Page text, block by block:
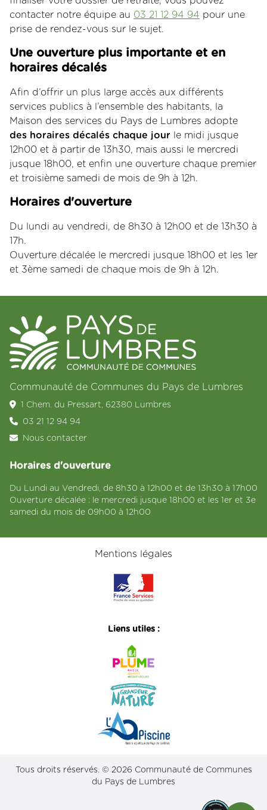
contacter notre équipe au 03 21 12 94 94 pour une
prise de rendez-vous sur le sujet.
Une ouverture plus importante et en
horaires décalés
Afin d’offrir un plus large accès aux différents
services publics à l’ensemble des habitants, la
Maison des services du Pays de Lumbres adopte
des horaires décalés chaque jour le midi jusque
12h00 et à partir de 13h30, mais aussi le mercredi
jusque 18h00, et enfin une ouverture chaque premier
et troisième samedi de mois de 9h à 12h.
Horaires d'ouverture
Du lundi au vendredi, de 8h30 à 12h00 et de 13h30 à
17h.
Ouverture décalée le mercredi jusque 18h00 et les 1er
et 3ème samedi de chaque mois de 9h à 12h.
Communauté de Communes du Pays de Lumbres
1 Chem. du Pressart, 62380 Lumbres
03 21 12 94 94
Nous contacter
Horaires d'ouverture
Du Lundi au Vendredi, de 8h30 à 12h00 et de 13h30 à 17h00
Ouverture décalée : le mercredi jusque 18h00 et les 1er et 3e
samedi du mois de 09h00 à 12h00
Mentions légales
Liens utiles :
Tous droits réservés. © 2026 Communauté de Communes
du Pays de Lumbres